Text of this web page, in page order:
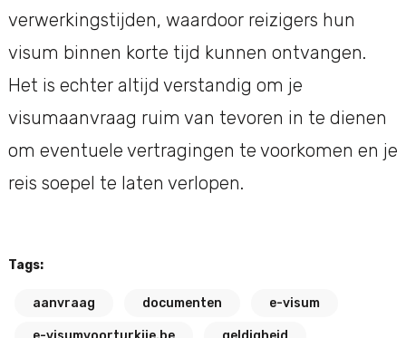
verwerkingstijden, waardoor reizigers hun
visum binnen korte tijd kunnen ontvangen.
Het is echter altijd verstandig om je
visumaanvraag ruim van tevoren in te dienen
om eventuele vertragingen te voorkomen en je
reis soepel te laten verlopen.
Tags:
aanvraag documenten e-visum